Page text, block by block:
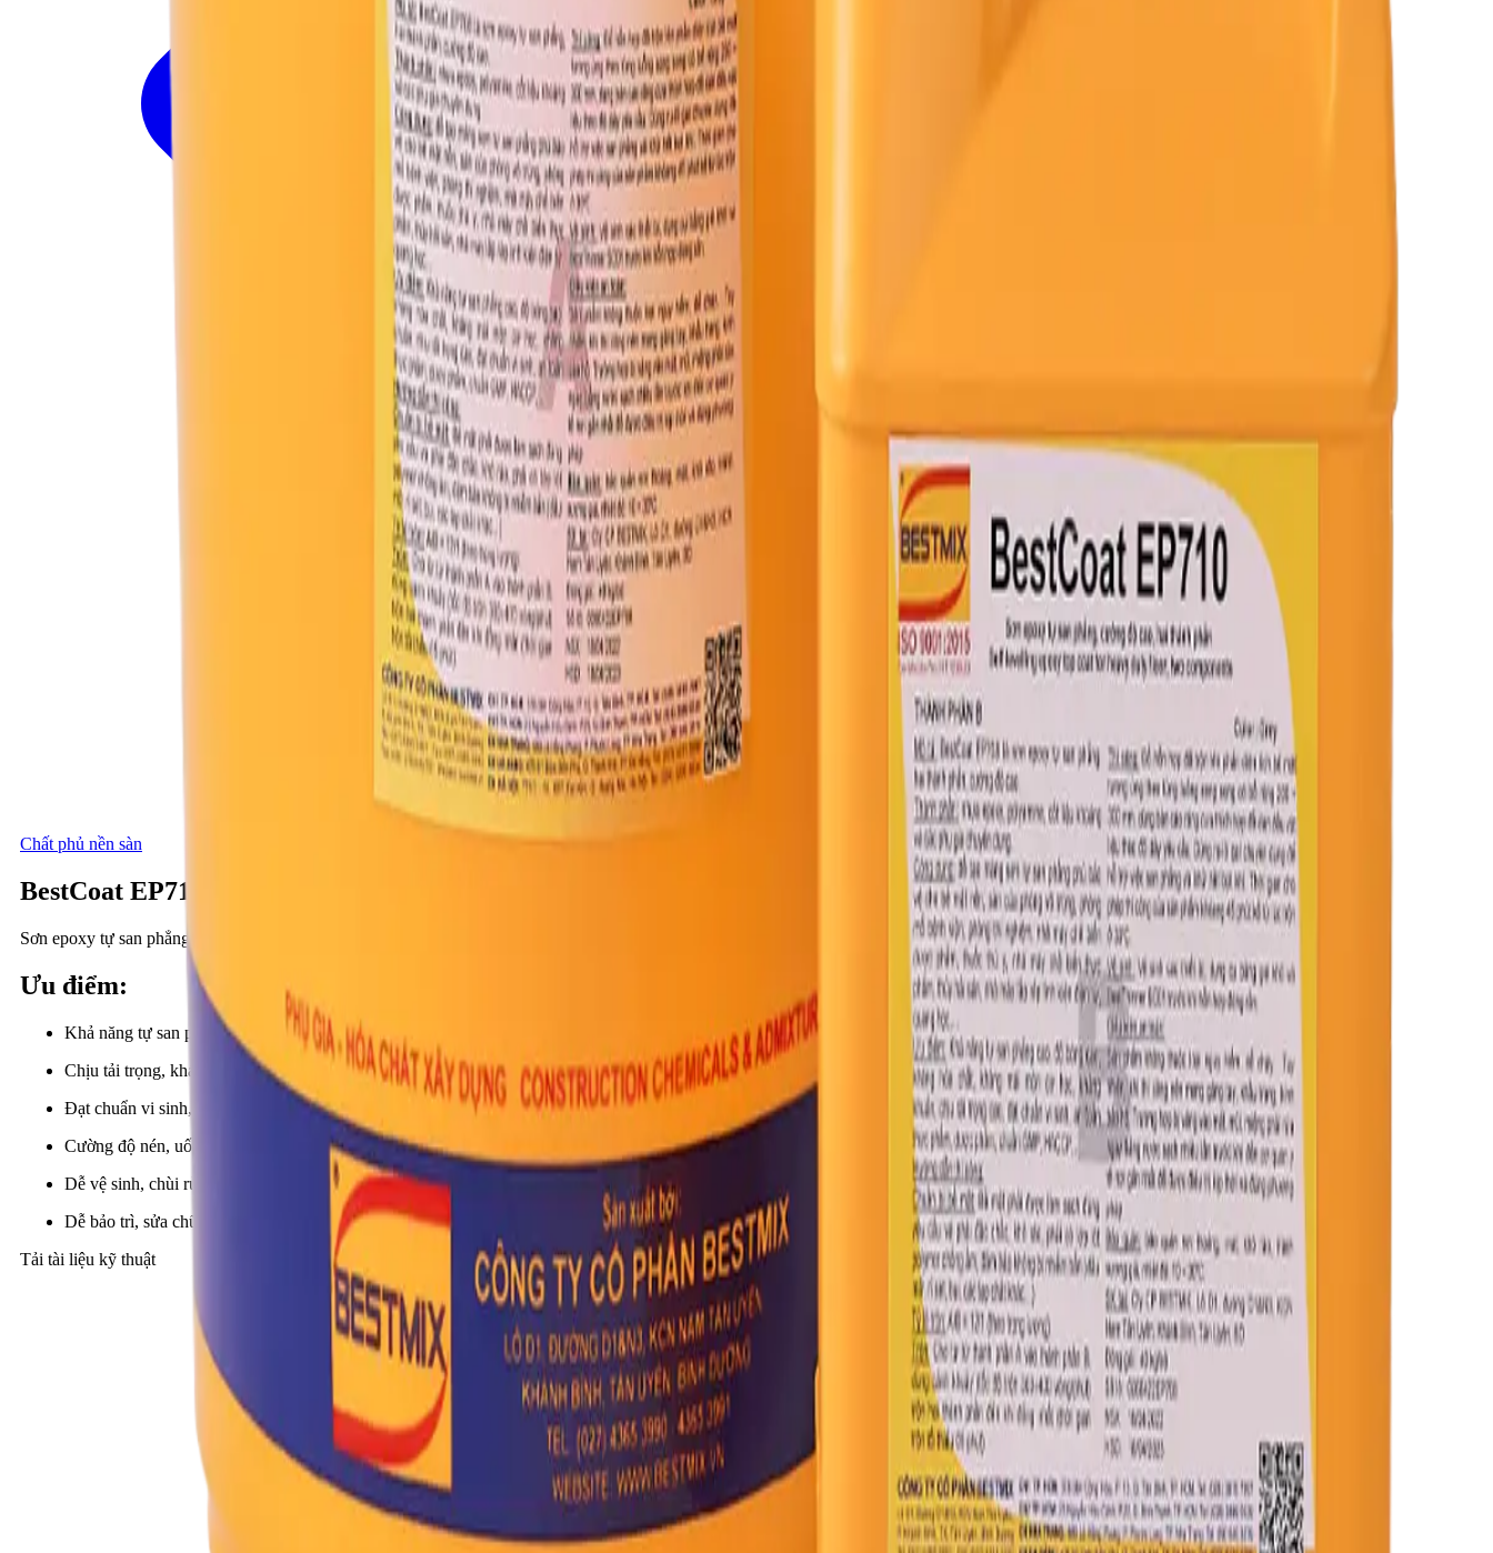
Chất phủ nền sàn
BestCoat EP710
Sơn epoxy tự san phẳng, cường độ cao, hai thành phần
Ưu điểm:
Khả năng tự san phẳng và chống trượt cao.
Chịu tải trọng, kháng hóa chất, kháng mài mòn cơ học tuyệt vời.
Đạt chuẩn vi sinh, an toàn thực phẩm, dược phẩm, chuẩn GMP, HACCP.
Cường độ nén, uốn, kéo và bám dính phát triển nhanh (10 ngày).
Dễ vệ sinh, chùi rửa, kháng vi sinh, nấm mốc…
Dễ bảo trì, sửa chữa, dặm vá khi cần thiết, thân thiện với môi trường.
Tải tài liệu kỹ thuật